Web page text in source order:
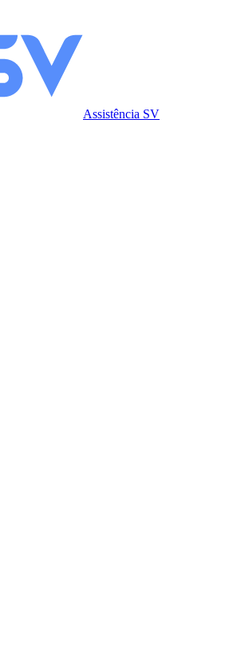
Assistência SV